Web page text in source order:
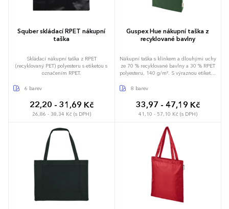
Squber skládací RPET nákupní
taška
Skládací nákupní taška z RPET
(recyklovaný PET) polyesteru s etiketou s
označením RPET.
6 barev
22,20 - 31,69 Kč
26,86 - 38,34 Kč (s DPH)
Guspex Hue nákupní taška z
recyklované bavlny
Nákupní taška s klínkem a dlouhými uchy
ze 70 % recyklované bavlny a 30 % RPET
polyesteru, 140 g/m². S výraznou etiketou
8 barev
33,97 - 47,19 Kč
41,10 - 57,10 Kč (s DPH)